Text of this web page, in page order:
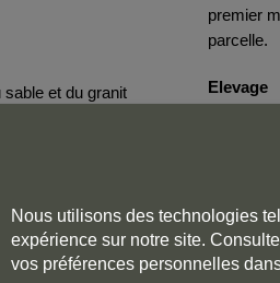
et du granit
précoce,
élevées, ont
attentive de
et la chaleur extrême
premier
parcelle.
Elevage
Au cours
Nous utilisons des technologies
expérience sur notre site.
vos préférences personnelles